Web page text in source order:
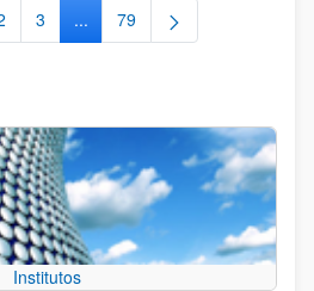
PáginaPágina
3 ...Páginas intermedias Use TAB
Página
79
Institutos